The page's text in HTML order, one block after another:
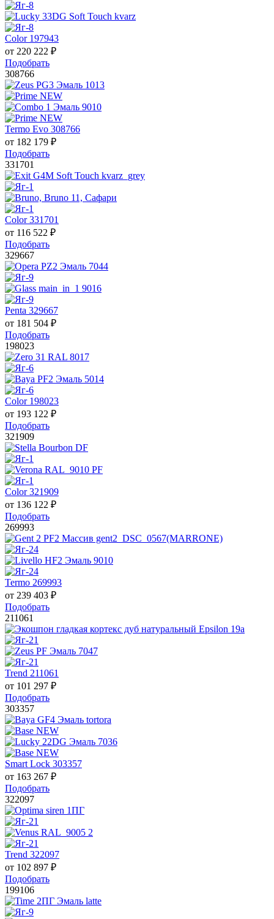
Color 197943
от 220 222 ₽
Подобрать
308766
Termo Evo 308766
от 182 179 ₽
Подобрать
331701
Color 331701
от 116 522 ₽
Подобрать
329667
Penta 329667
от 181 504 ₽
Подобрать
198023
Color 198023
от 193 122 ₽
Подобрать
321909
Color 321909
от 136 122 ₽
Подобрать
269993
Termo 269993
от 239 403 ₽
Подобрать
211061
Trend 211061
от 101 297 ₽
Подобрать
303357
Smart Lock 303357
от 163 267 ₽
Подобрать
322097
Trend 322097
от 102 897 ₽
Подобрать
199106